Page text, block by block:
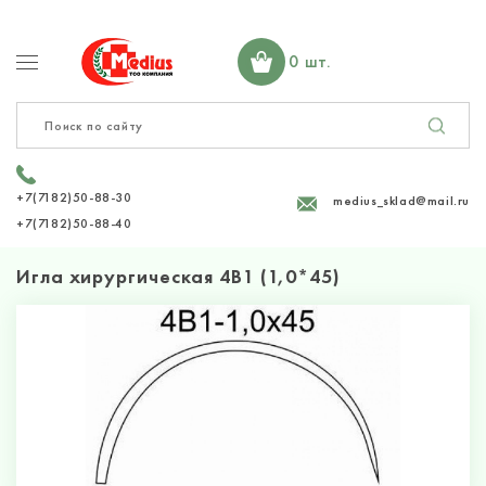
0 шт.
+7(7182)50-88-30
+7(7182)50-88-40
medius_sklad@mail.ru
Игла хирургическая 4В1 (1,0*45)